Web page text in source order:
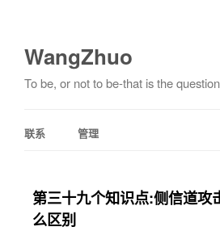
WangZhuo
To be, or not to be-that is the
联系 管理
第三十九个知识点:侧信道攻
么区别